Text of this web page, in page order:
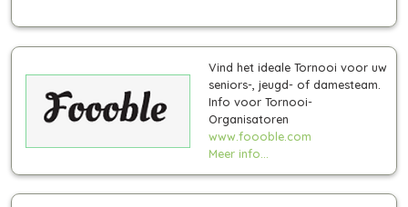
Vind het ideale Tornooi voor uw
seniors-, jeugd- of damesteam.
Info voor Tornooi-
Organisatoren
www.foooble.com
Meer info...